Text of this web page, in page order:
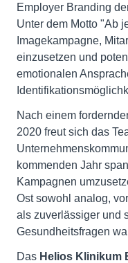
Employer Branding
Unter dem Motto "Ab
Imagekampagne,
einzusetzen und
emotionalen
Nach einem
2020 freut sich das
kommenden Jahr
Kampagnen
Ost sowohl analog,
als zuverlässiger und
Gesundheitsfragen
Das Helios Klinikum